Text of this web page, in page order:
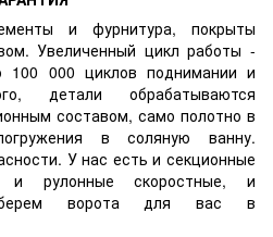
и фурнитура, покрыты
Увеличенный цикл работы -
100 000 циклов поднимании и
детали обрабатываются
составом, само полотно в
в соляную ванну.
У нас есть и секционные
и рулонные скоростные, и
ворота для вас в